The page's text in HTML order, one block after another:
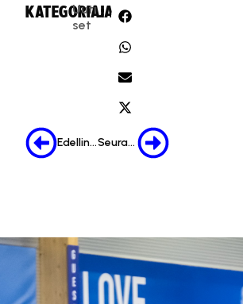
KATEGORIA:
Uuti
set
JAA:
Edellinen Seuraava